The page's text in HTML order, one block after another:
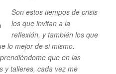
Son estos tiempos de crisis
los que invitan a la
reflexión, y también los que
lo mejor de si mismo.
que en las
y talleres, cada vez me